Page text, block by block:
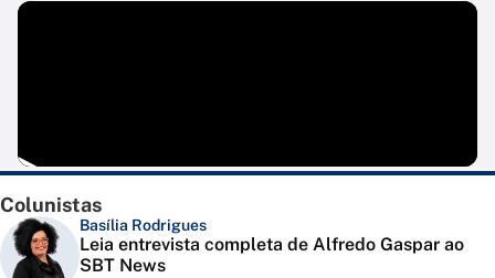
Colunistas
Basília Rodrigues
Leia entrevista completa de Alfredo Gaspar ao
SBT News